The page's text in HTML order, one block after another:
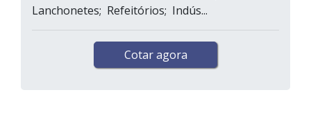
Lanchonetes; Refeitórios; Indús...
Cotar agora